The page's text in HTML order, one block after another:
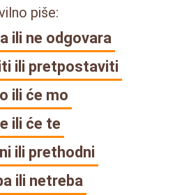
piše:
ili ne odgovara
ili pretpostaviti
ili će mo
ili će te
ili prethodni
ili netreba